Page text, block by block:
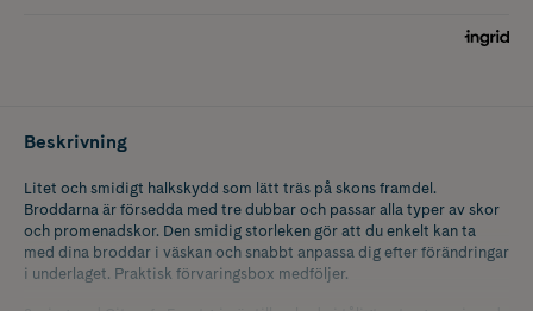
Beskrivning
Litet och smidigt halkskydd som lätt träs på skons framdel.
Broddarna är försedda med tre dubbar och passar alla typer av skor
och promenadskor. Den smidig storleken gör att du enkelt kan ta
med dina broddar i väskan och snabbt anpassa dig efter förändringar
i underlaget. Praktisk förvaringsbox medföljer.